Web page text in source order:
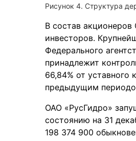
Рисунок 4. Структура
В состав
инвесторов.
Федерального
принадлежит
66,84% от уставного
предыдущим
ОАО «РусГидро»
состоянию на 31
198 374 900